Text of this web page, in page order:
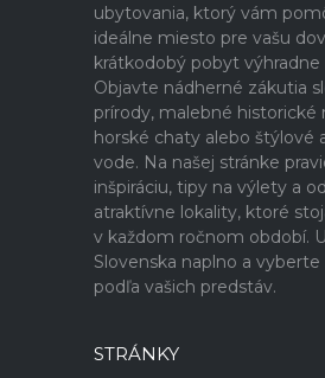
ubytovania, ktorý vám
ideálne miesto pre vašu
krátkodobý pobyt výhradne
Objavte nádherné zákutia
prírody, malebné historické
horské chaty alebo štýlové
vode. Na našej stránke
inšpiráciu, tipy na výlety a
atraktívne lokality, ktoré
v každom ročnom období.
Slovenska naplno a
podľa vašich predstáv.
STRÁNKY